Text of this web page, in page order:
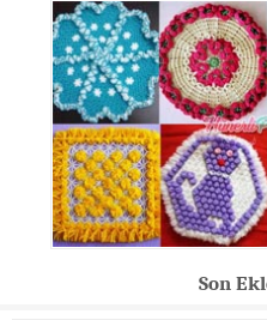
Son